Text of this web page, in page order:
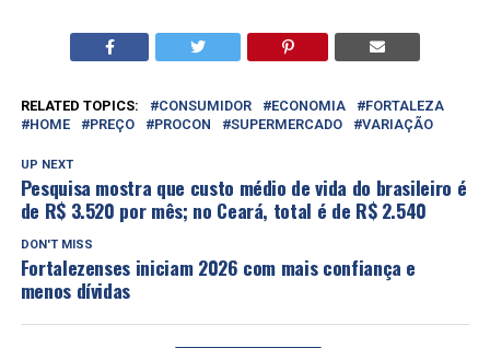
RELATED TOPICS: CONSUMIDOR ECONOMIA
FORTALEZA
HOME
PREÇO PROCON SUPERMERCADO VARIAÇÃO
UP NEXT
Pesquisa mostra que custo médio de vida do brasileiro é
de R$ 3.520 por mês; no Ceará, total é de R$ 2.540
DON'T MISS
Fortalezenses iniciam 2026 com mais confiança e
menos dívidas